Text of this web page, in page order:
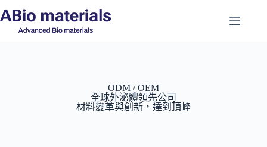
ODM / OEM
全球外泌體領先公司
材料變革與創新，達到頂峰